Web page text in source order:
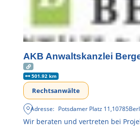
AKB Anwaltskanzlei
501.92 km
Rechtsanwälte
Adresse: Potsdamer Platz 11,10785
Wir beraten und vertreten bei